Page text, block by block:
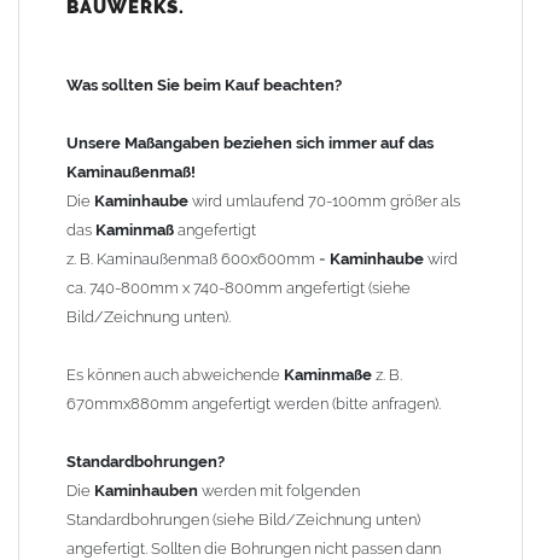
100mm
120mm
140mm
Andere Bohrmaße sind auf Anfrage möglich (Aufpreis
Sonderbohrung 55,99 EUR).
Befestigung/Stützen
Kaminhaubewird inkl. EdelstahlBefestigungsmaterial
geliefert. Die Standardflachstützen sind aus
beträgt ca. 25cm bis 30cm. DieKaminhaubekann mit längeren
Stützen bis Höhe 450mm geliefert werden (Aufpreis 42,89 EUR).
Kaminkopfabdeckung
Kaminhaubewirdohne Kaminkopfabdeckung
Kaminkopfabdeckungenfinden Sie unter "Kaminabdeckung
BAUWERKS.
Was sollten Sie beim Kauf beachten?
Unsere Maßangaben beziehen sich immer auf das
Kaminaußenmaß!
Die Kaminhaube wird umlaufend 70-100mm größer als
das Kaminmaß angefertigt
z. B. Kaminaußenmaß 600x600mm = Kaminhaube wird
ca. 740-800mm x 740-800mm angefertigt (siehe
Bild/Zeichnung unten).
Es können auch abweichende Kaminmaße z. B.
670mmx880mm angefertigt werden (bitte anfragen).
Standardbohrungen?
Die Kaminhauben werden mit folgenden
Standardbohrungen (siehe Bild/Zeichnung unten)
angefertigt. Sollten die Bohrungen nicht passen dann